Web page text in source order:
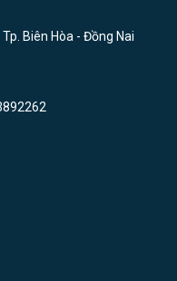
Biên Hòa - Đồng Nai